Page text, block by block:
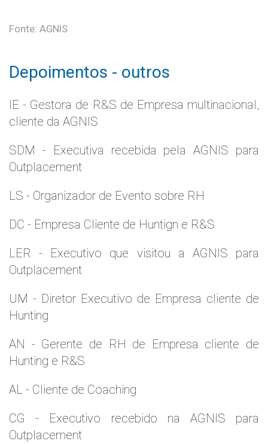
Fonte: AGNIS
Depoimentos - outros
IE - Gestora de R&S de Empresa multinacional,
cliente da AGNIS
SDM - Executiva recebida pela AGNIS para
Outplacement
LS - Organizador de Evento sobre RH
DC - Empresa Cliente de Huntign e R&S
LER - Executivo que visitou a AGNIS para
Outplacement
UM - Diretor Executivo de Empresa cliente de
Hunting
AN - Gerente de RH de Empresa cliente de
Hunting e R&S
AL - Cliente de Coaching
CG - Executivo recebido na AGNIS para
Outplacement